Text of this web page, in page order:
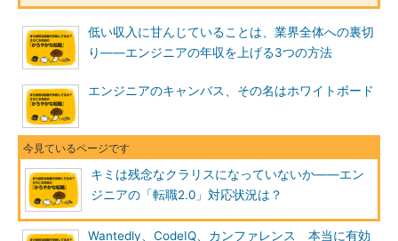
低い収入に甘んじていることは、業界全体への裏切
り――エンジニアの年収を上げる3つの方法
エンジニアのキャンバス、その名はホワイトボード
キミは残念なクラリスになっていないか――エン
ジニアの「転職2.0」対応状況は？
Wantedly、CodeIQ、カンファレンス 本当に有効